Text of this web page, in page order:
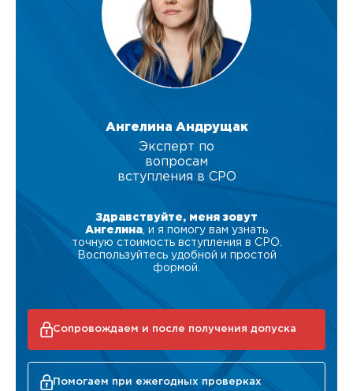
Ангелина Андрущак
Эксперт по
вопросам
вступления в СРО
Здравствуйте, меня зовут
Ангелина , и я помогу вам узнать
точную стоимость вступления в СРО.
Воспользуйтесь удобной и простой
формой.
Сопровождаем и после получения допуска
Помогаем при ежегодных проверках